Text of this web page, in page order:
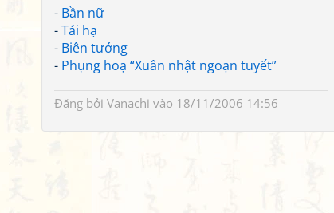
- Bần nữ
-Tái hạ
- Biên tướng
- Phụng hoạ “Xuân nhật ngoạn tuyết”
Đăng bởi Vanachi vào 18/11/2006 14:56